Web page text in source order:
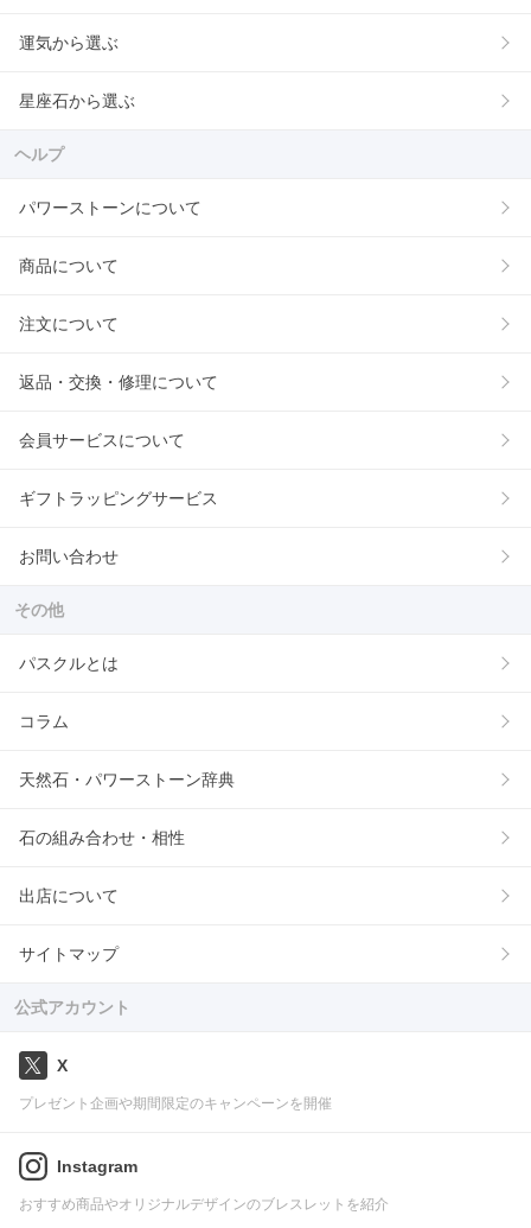
運気から選ぶ
星座石から選ぶ
ヘルプ
パワーストーンについて
商品について
注文について
返品・交換・修理について
会員サービスについて
ギフトラッピングサービス
お問い合わせ
その他
パスクルとは
コラム
天然石・パワーストーン辞典
石の組み合わせ・相性
出店について
サイトマップ
公式アカウント
X
プレゼント企画や期間限定のキャンペーンを開催
Instagram
おすすめ商品やオリジナルデザインのブレスレットを紹介